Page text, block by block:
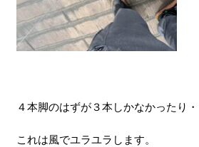
４本脚のはずが３本しかなかったり・
これは風でユラユラします。